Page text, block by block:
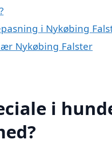
i Nykøbing
Nykøbing Falster
i